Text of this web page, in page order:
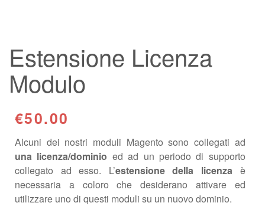
Estensione Licenza
Modulo
€50.00
Alcuni dei nostri moduli Magento sono collegati ad
una licenza/dominio ed ad un periodo di supporto
collegato ad esso. L’estensione della licenza è
necessaria a coloro che desiderano attivare ed
utilizzare uno di questi moduli su un nuovo dominio.